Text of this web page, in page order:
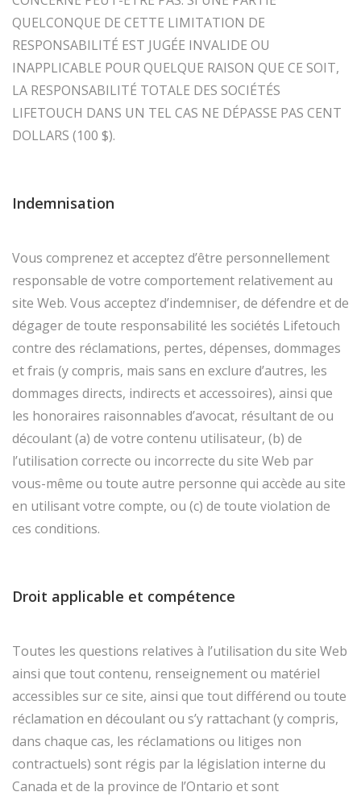
QUELCONQUE DE CETTE LIMITATION DE
RESPONSABILITÉ EST JUGÉE INVALIDE OU
INAPPLICABLE POUR QUELQUE RAISON QUE CE SOIT,
LA RESPONSABILITÉ TOTALE DES SOCIÉTÉS
LIFETOUCH DANS UN TEL CAS NE DÉPASSE PAS CENT
DOLLARS (100 $).
Indemnisation
Vous comprenez et acceptez d’être personnellement
responsable de votre comportement relativement au
site Web. Vous acceptez d’indemniser, de défendre et de
dégager de toute responsabilité les sociétés Lifetouch
contre des réclamations, pertes, dépenses, dommages
et frais (y compris, mais sans en exclure d’autres, les
dommages directs, indirects et accessoires), ainsi que
les honoraires raisonnables d’avocat, résultant de ou
découlant (a) de votre contenu utilisateur, (b) de
l’utilisation correcte ou incorrecte du site Web par
vous-même ou toute autre personne qui accède au site
en utilisant votre compte, ou (c) de toute violation de
ces conditions.
Droit applicable et compétence
Toutes les questions relatives à l’utilisation du site Web
ainsi que tout contenu, renseignement ou matériel
accessibles sur ce site, ainsi que tout différend ou toute
réclamation en découlant ou s’y rattachant (y compris,
dans chaque cas, les réclamations ou litiges non
contractuels) sont régis par la législation interne du
Canada et de la province de l’Ontario et sont